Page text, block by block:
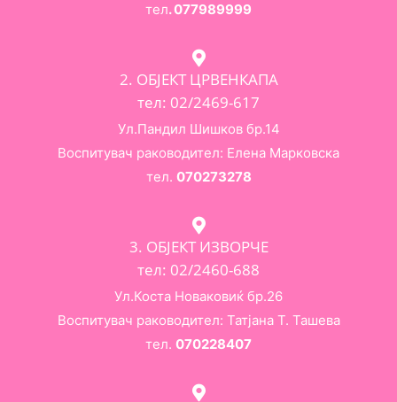
тел. 077989999
2. ОБЈЕКТ ЦРВЕНКАПА
тел: 02/2469-617
Ул.Пандил Шишков бр.14
Воспитувач раководител: Елена Марковска
тел. 070273278
3. ОБЈЕКТ ИЗВОРЧЕ
тел: 02/2460-688
Ул.Коста Новаковиќ бр.26
Воспитувач раководител: Татјана Т. Ташева
тел. 070228407